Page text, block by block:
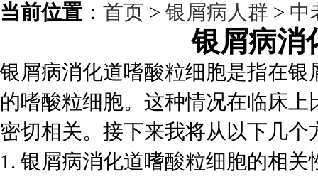
当前位置 ： 首页 > 银屑病人群 > 中
银屑病消
银屑病消化道嗜酸粒细胞是指在
的嗜酸粒细胞。这种情况在临床
密切相关。接下来我将从以下几个
1. 银屑病消化道嗜酸粒细胞的相关